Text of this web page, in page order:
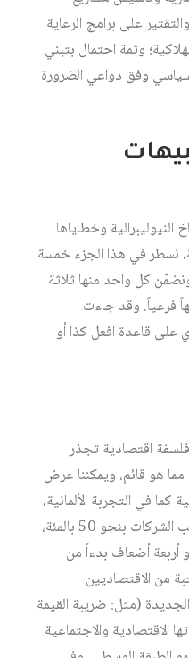
على برامج الرعاية
وثمة احتمال بتبني
وفق دواعي الضرورة
وخطاياها
نسطر في هذا الجزء خمسة
كل واحد منها ثلاثة
الحصيلة 15 تنبيهاً فرعياً. وقد جاءت
على قاعدة افعل كذا أو
اقتصادية تجذر
مما هو قائم، ويمكننا عرض
كما في التجربة الألمانية،
فعلى سبيل المثال تم خفض ضرائب الشركات بنحو 50 بالمئة،
أربعة أضعاف بدءاً من
من الاقتصاديين
(مثل: ضريبة القيمة
الاقتصادية والاجتماعية